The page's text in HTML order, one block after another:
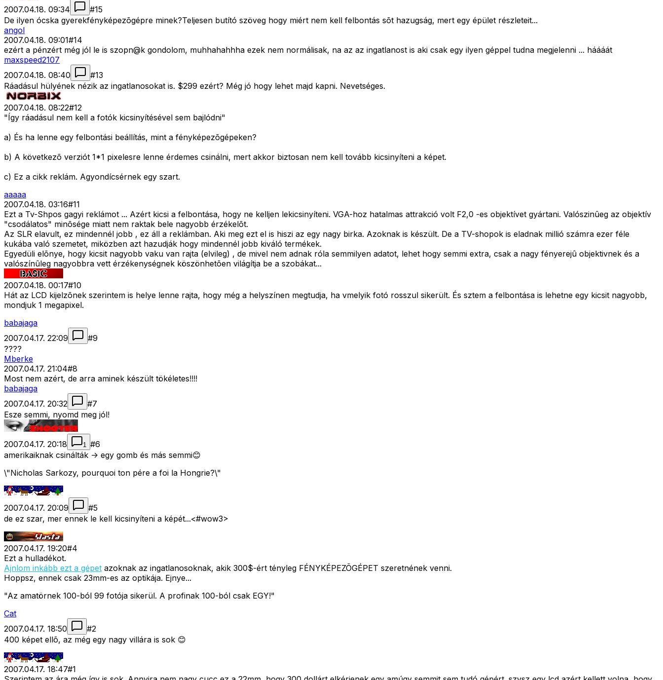
2007.04.18. 09:34
#15
De ilyen ócska gyerekfényképezõgépre minek?Teljesen butító szöveg hogy miért nem kell felbontás sõt hazugság, mert egy épület részleteit...
angol
2007.04.18. 09:01#14
ezért a pénzért még jól le is szopn@k gondolom, muhhahahhha ezek nem normálisak, na az az ingatlanost is aki csak egy ilyen géppel tudna megjelenni ... háááát
maxspeed2107
2007.04.18. 08:40
#13
Ráadásul hülyének nézik az ingatlanosokat is. $299 ezért? Még jó hogy lehet majd kapni. Nevetséges.
2007.04.18. 08:22#12
"Így ráadásul nem kell a fotók kicsinyítésével sem bajlódni"
a) És ha lenne egy felbontási beállítás, mint a fényképezõgépeken?
b) A következõ verziót 1*1 pixelesre lenne érdemes csinálni, mert akkor biztosan nem kell tovább kicsinyíteni a képet.
c) Ez a cikk reklám. Agyondícsérnek egy szart.
aaaaa
2007.04.18. 03:16#11
Ezt a Tv-Shpos gagyi reklámot ... Azért kicsi a felbontása, hogy ne kelljen lekicsinyíteni. VGA-hoz hatalmas attrakció volt F2,0 -es objektívet gyártani. Valószinûeg az objektív
"csodálatos" minõsége miatt nem raktak bele nagyobb érzékelõt.
Az SLR elavult, ez mindennél jobb , ez áll a reklámban. Aki meg ezt el is hiszi az egy nagy birka. Azoknak is készült. De a TV-shopok is eladnak millió számra ezer féle
kukába való szemetet, miközben azt hazudják hogy mindennél jobb kiváló termékek.
Egyedüli elõnye, hogy kicsit nagyobb vaku van rajta (elvileg) , de mivel nem adnak róla semmilyen adatot, lehet hogy semmi extra, csak a nagy fényerejû objektivnek és a
valószínûleg nagyobbra vett érzékenységnek köszönhetõen világítja be a szobákat...
2007.04.18. 00:17#10
Hát az LCD kijelzõnek szerintem is helye lenne rajta, hogy még a helyszínen megtudja, ha vmelyik fotó rosszul sikerült. És sztem a felbontása is lehetne egy kicsit nagyobb,
mondjuk 1 megapixel.
babajaga
2007.04.17. 22:09
#9
????
Mberke
2007.04.17. 21:04#8
Most nem azért, de arra aminek készült tökéletes!!!!
babajaga
2007.04.17. 20:32
#7
Esze semmi, nyomd meg jól!
2007.04.17. 20:18 1 #6
amerikaiknak csinálták -> egy gomb és más semmi😊
\"Nicholas Sarkozy, pourquoi ton pére a foi la Hongrie?\"
2007.04.17. 20:09 #5
de ez szar, mer ennek le kell kicsinyíteni a képét...<#wow3>
2007.04.17. 19:20#4
Ezt a hulladékot.
Ajnlom inkább ezt a gépet azoknak az ingatlanosoknak, akik 300$-ért tényleg FÉNYKÉPEZÕGÉPET szeretnének venni.
Hoppsz, ennek csak 23mm-es az optikája. Ejnye...
"Az amatörnek 100-ból 99 fotója sikerül. A profinak 100-ból csak EGY!"
Cat
2007.04.17. 18:50
#2
400 képet ellõ, az még egy nagy villára is sok 😊
2007.04.17. 18:47#1